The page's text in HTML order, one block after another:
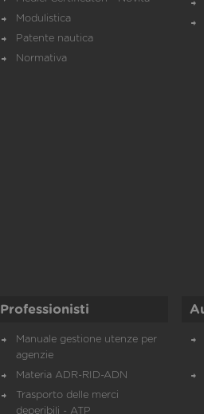
Modulistica
Patente nautica
Normativa
Professionisti
Manuale gestione utenze per
agenzie
Materia ADR-RID-ADN
Trasporto delle merci
deperibili - ATP